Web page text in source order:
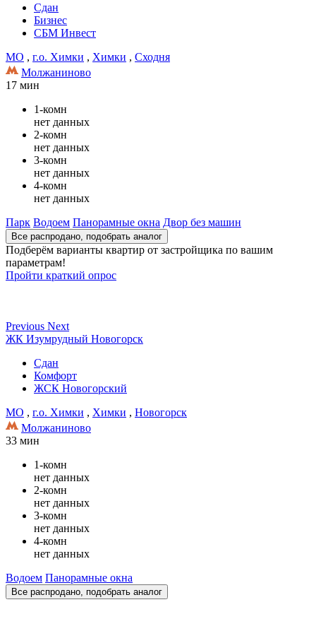
Сдан
Бизнес
СБМ Инвест
МО , г.о. Химки , Химки , Сходня
Молжаниново
17 мин
1-комн
нет данных
2-комн
нет данных
3-комн
нет данных
4-комн
нет данных
Парк Водоем Панорамные окна Двор без машин
Все распродано, подобрать аналог
Подберём варианты квартир от застройщика по вашим
параметрам!
Пройти краткий опрос
Previous Next
ЖК Изумрудный Новогорск
Сдан
Комфорт
ЖСК Новогорский
МО , г.о. Химки , Химки , Новогорск
Молжаниново
33 мин
1-комн
нет данных
2-комн
нет данных
3-комн
нет данных
4-комн
нет данных
Водоем Панорамные окна
Все распродано, подобрать аналог